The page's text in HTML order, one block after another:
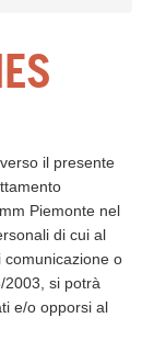
il presente
Piemonte nel
di cui al
comunicazione o
2003, si potrà
e/o opporsi al